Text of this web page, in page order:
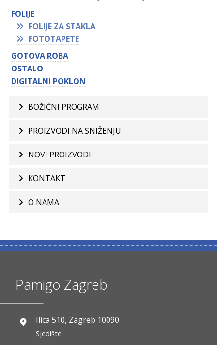
FOLIJE
FOLIJE ZA STAKLA
FOTOTAPETE
GOTOVA ROBA
OSTALO
DIGITALNI POKLON
BOŽIĆNI PROGRAM
PROIZVODI NA SNIŽENJU
NOVI PROIZVODI
KONTAKT
O NAMA
Pamigo Zagreb
Ilica 510, Zagreb 10090
Sjedište